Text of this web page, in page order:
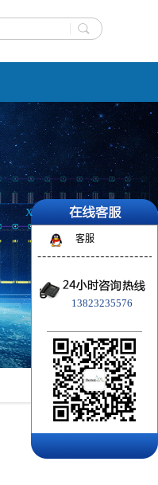
X
客服
13823235576